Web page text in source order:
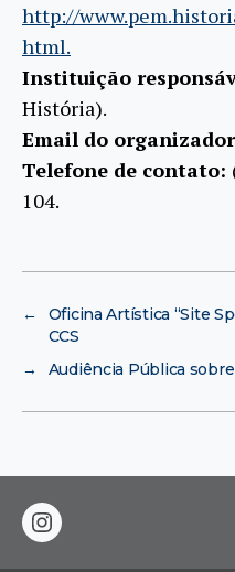
http://
html.
Instituição
História).
Email do
Telefone de contato:
104.
←
Oficina Artística “Site
CCS
→
Audiência Pública
instagram